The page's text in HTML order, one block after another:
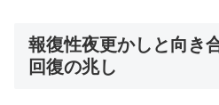
報復性夜更かしと向き
回復の兆し